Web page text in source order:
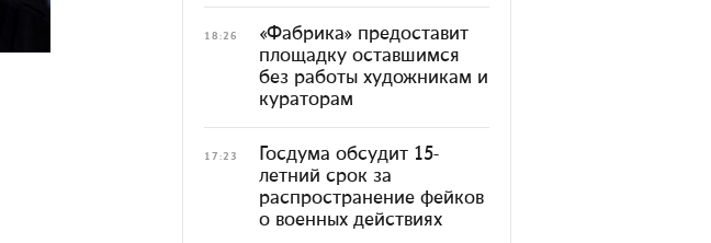
18:26
«Фабрика» предоставит
площадку оставшимся
без работы художникам и
кураторам
17:23
Госдума обсудит 15-
летний срок за
распространение фейков
о военных действиях